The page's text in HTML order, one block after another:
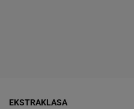
EKSTRAKLASA